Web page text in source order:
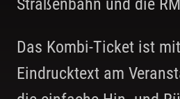
Straßenbahn und die
Das Kombi-Ticket ist
Eindrucktext am